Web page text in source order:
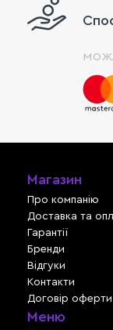
Магазин
Про компанію
Доставка та
Гарантії
Бренди
Відгуки
Контакти
Договір оферти
Меню